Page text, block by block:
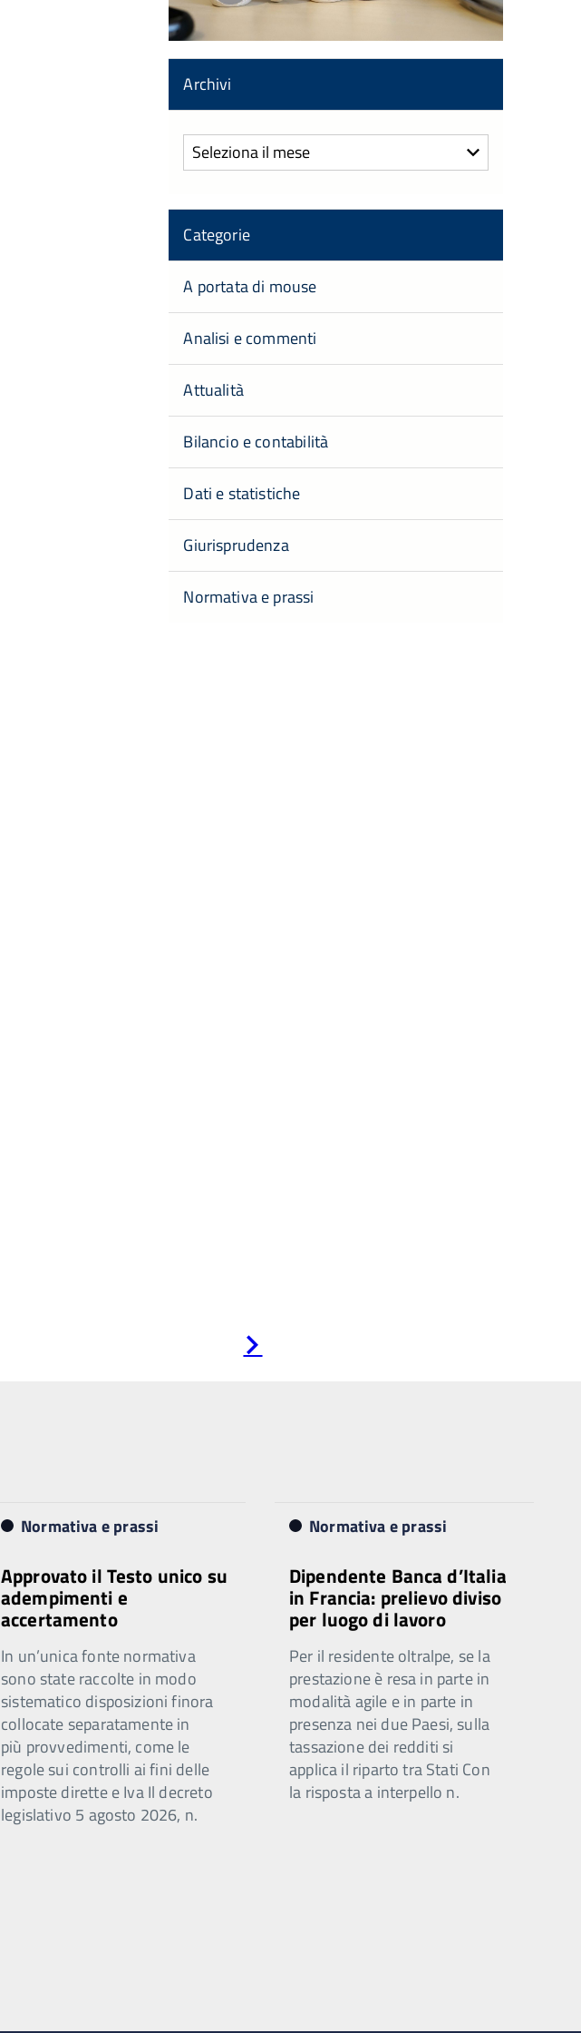
Archivi
Archivi
Categorie
A portata di mouse
Analisi e commenti
Attualità
Bilancio e contabilità
Dati e statistiche
Giurisprudenza
Normativa e prassi
successiva
Normativa e prassi
Approvato il Testo unico su
adempimenti e
accertamento
In un’unica fonte normativa
sono state raccolte in modo
sistematico disposizioni finora
collocate separatamente in
più provvedimenti, come le
regole sui controlli ai fini delle
imposte dirette e Iva Il decreto
legislativo 5 agosto 2026, n.
Normativa e prassi
Dipendente Banca d’Italia
in Francia: prelievo diviso
per luogo di lavoro
Per il residente oltralpe, se la
prestazione è resa in parte in
modalità agile e in parte in
presenza nei due Paesi, sulla
tassazione dei redditi si
applica il riparto tra Stati Con
la risposta a interpello n.